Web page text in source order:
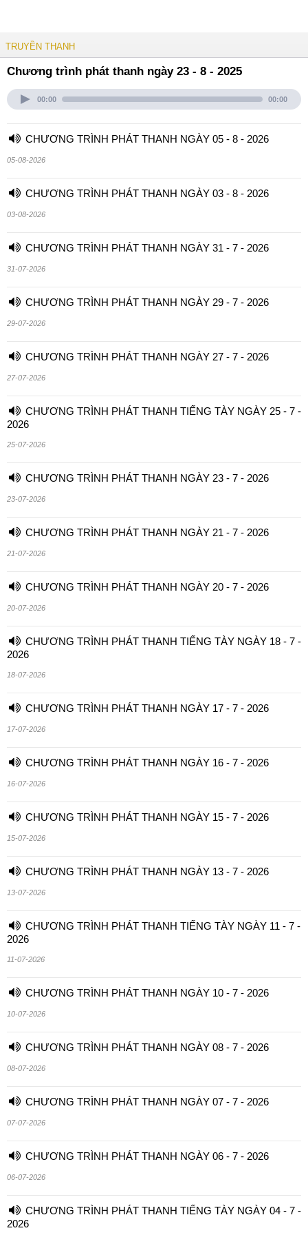
TRUYỀN THANH
Chương trình phát thanh ngày 23 - 8 - 2025
00:00 00:00
CHƯƠNG TRÌNH PHÁT THANH NGÀY 05 - 8 - 2026
05-08-2026
CHƯƠNG TRÌNH PHÁT THANH NGÀY 03 - 8 - 2026
03-08-2026
CHƯƠNG TRÌNH PHÁT THANH NGÀY 31 - 7 - 2026
31-07-2026
CHƯƠNG TRÌNH PHÁT THANH NGÀY 29 - 7 - 2026
29-07-2026
CHƯƠNG TRÌNH PHÁT THANH NGÀY 27 - 7 - 2026
27-07-2026
CHƯƠNG TRÌNH PHÁT THANH TIẾNG TÀY NGÀY 25 - 7 -
2026
25-07-2026
CHƯƠNG TRÌNH PHÁT THANH NGÀY 23 - 7 - 2026
23-07-2026
CHƯƠNG TRÌNH PHÁT THANH NGÀY 21 - 7 - 2026
21-07-2026
CHƯƠNG TRÌNH PHÁT THANH NGÀY 20 - 7 - 2026
20-07-2026
CHƯƠNG TRÌNH PHÁT THANH TIẾNG TÀY NGÀY 18 - 7 -
2026
18-07-2026
CHƯƠNG TRÌNH PHÁT THANH NGÀY 17 - 7 - 2026
17-07-2026
CHƯƠNG TRÌNH PHÁT THANH NGÀY 16 - 7 - 2026
16-07-2026
CHƯƠNG TRÌNH PHÁT THANH NGÀY 15 - 7 - 2026
15-07-2026
CHƯƠNG TRÌNH PHÁT THANH NGÀY 13 - 7 - 2026
13-07-2026
CHƯƠNG TRÌNH PHÁT THANH TIẾNG TÀY NGÀY 11 - 7 -
2026
11-07-2026
CHƯƠNG TRÌNH PHÁT THANH NGÀY 10 - 7 - 2026
10-07-2026
CHƯƠNG TRÌNH PHÁT THANH NGÀY 08 - 7 - 2026
08-07-2026
CHƯƠNG TRÌNH PHÁT THANH NGÀY 07 - 7 - 2026
07-07-2026
CHƯƠNG TRÌNH PHÁT THANH NGÀY 06 - 7 - 2026
06-07-2026
CHƯƠNG TRÌNH PHÁT THANH TIẾNG TÀY NGÀY 04 - 7 -
2026